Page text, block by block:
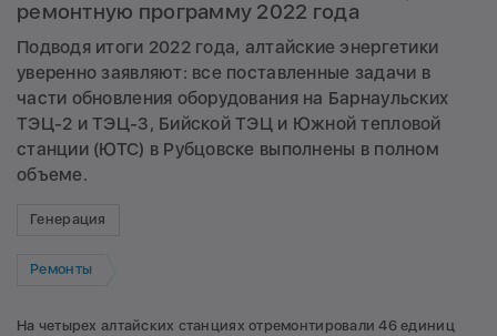
ремонтную программу 2022 года
Подводя итоги 2022 года, алтайские энергетики
уверенно заявляют: все поставленные задачи в
части обновления оборудования на Барнаульских
ТЭЦ-2 и ТЭЦ-3, Бийской ТЭЦ и Южной тепловой
станции (ЮТС) в Рубцовске выполнены в полном
объеме.
Генерация
Ремонты
На четырех алтайских станциях отремонтировали 46 единиц